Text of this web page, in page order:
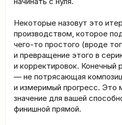
Некоторые назовут это
производством, которое
чего-то простого (вроде
и превращение этого в
и корректировок. Конечный
— не потрясающая
и измеримый прогресс.
значение для вашей
финишной прямой.